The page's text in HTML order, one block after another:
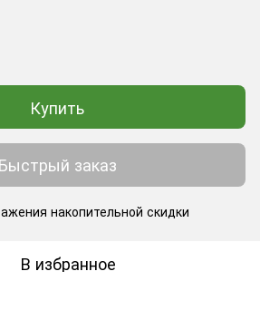
Купить
Быстрый заказ
накопительной скидки
В избранное